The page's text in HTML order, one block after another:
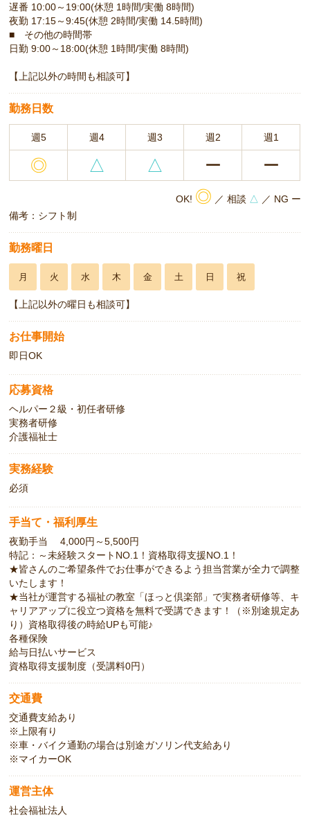
遅番 10:00～19:00(休憩 1時間/実働 8時間)
夜勤 17:15～9:45(休憩 2時間/実働 14.5時間)
■ その他の時間帯
日勤 9:00～18:00(休憩 1時間/実働 8時間)
【上記以外の時間も相談可】
勤務日数
週5 週4 週3 週2 週1
◎ △ △ ー ー
OK! ◎ ／ 相談 △ ／ NG ー
備考：シフト制
勤務曜日
月 火 水 木 金 土 日 祝
【上記以外の曜日も相談可】
お仕事開始
即日OK
応募資格
ヘルパー２級・初任者研修
実務者研修
介護福祉士
実務経験
必須
手当て・福利厚生
夜勤手当 4,000円～5,500円
特記：～未経験スタートNO.1！資格取得支援NO.1！
★皆さんのご希望条件でお仕事ができるよう担当営業が全力で調整
いたします！
★当社が運営する福祉の教室「ほっと倶楽部」で実務者研修等、キ
ャリアアップに役立つ資格を無料で受講できます！（※別途規定あ
り）資格取得後の時給UPも可能♪
各種保険
給与日払いサービス
資格取得支援制度（受講料0円）
交通費
交通費支給あり
※上限有り
※車・バイク通勤の場合は別途ガソリン代支給あり
※マイカーOK
運営主体
社会福祉法人